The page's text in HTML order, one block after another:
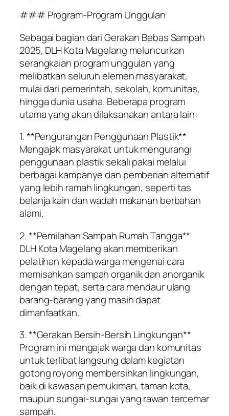
### Program-Program Unggulan
Sebagai bagian dari Gerakan Bebas Sampah
2025, DLH Kota Magelang meluncurkan
serangkaian program unggulan yang
melibatkan seluruh elemen masyarakat,
mulai dari pemerintah, sekolah, komunitas,
hingga dunia usaha. Beberapa program
utama yang akan dilaksanakan antara lain:
1. **Pengurangan Penggunaan Plastik**
Mengajak masyarakat untuk mengurangi
penggunaan plastik sekali pakai melalui
berbagai kampanye dan pemberian alternatif
yang lebih ramah lingkungan, seperti tas
belanja kain dan wadah makanan berbahan
alami.
2. **Pemilahan Sampah Rumah Tangga**
DLH Kota Magelang akan memberikan
pelatihan kepada warga mengenai cara
memisahkan sampah organik dan anorganik
dengan tepat, serta cara mendaur ulang
barang-barang yang masih dapat
dimanfaatkan.
3. **Gerakan Bersih-Bersih Lingkungan**
Program ini mengajak warga dan komunitas
untuk terlibat langsung dalam kegiatan
gotong royong membersihkan lingkungan,
baik di kawasan pemukiman, taman kota,
maupun sungai-sungai yang rawan tercemar
sampah.